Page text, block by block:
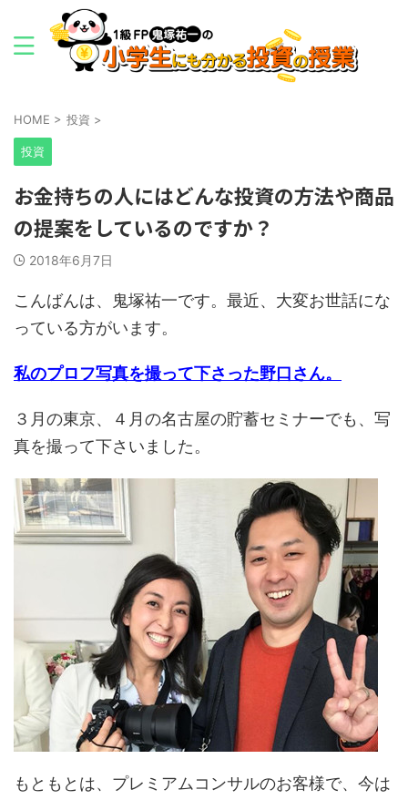
HOME > 投資 >
投資
お金持ちの人にはどんな投資の方法や商品
の提案をしているのですか？
2018年6月7日
こんばんは、鬼塚祐一です。最近、大変お世話にな
っている方がいます。
私のプロフ写真を撮って下さった野口さん。
３月の東京、４月の名古屋の貯蓄セミナーでも、写
真を撮って下さいました。
もともとは、プレミアムコンサルのお客様で、今は